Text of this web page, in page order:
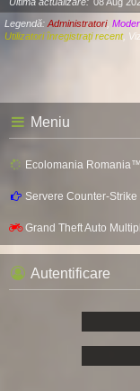
Legendă: Administratori,
Utilizatori înregistraţi recent,
Meniu
Ecolomania
Servere Counter-Strike
Grand Theft Auto
Autentificare